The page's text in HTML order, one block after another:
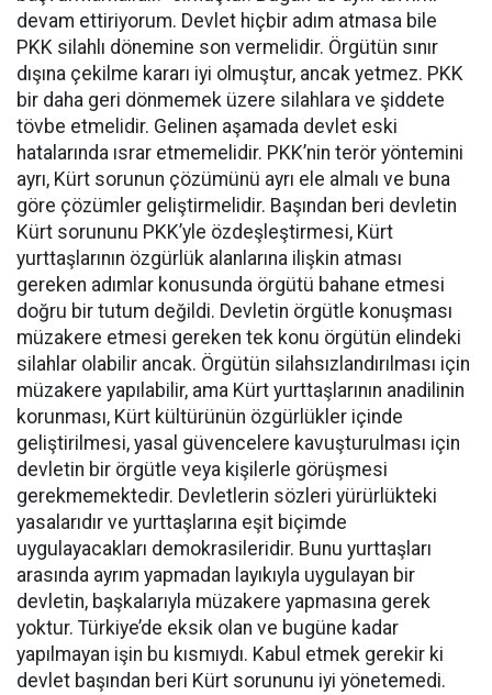
devam ettiriyorum. Devlet hiçbir adım atmasa bile
PKK silahlı dönemine son vermelidir. Örgütün sınır
dışına çekilme kararı iyi olmuştur, ancak yetmez. PKK
bir daha geri dönmemek üzere silahlara ve şiddete
tövbe etmelidir. Gelinen aşamada devlet eski
hatalarında ısrar etmemelidir. PKK’nin terör yöntemini
ayrı, Kürt sorunun çözümünü ayrı ele almalı ve buna
göre çözümler geliştirmelidir. Başından beri devletin
Kürt sorununu PKK’yle özdeşleştirmesi, Kürt
yurttaşlarının özgürlük alanlarına ilişkin atması
gereken adımlar konusunda örgütü bahane etmesi
doğru bir tutum değildi. Devletin örgütle konuşması
müzakere etmesi gereken tek konu örgütün elindeki
silahlar olabilir ancak. Örgütün silahsızlandırılması için
müzakere yapılabilir, ama Kürt yurttaşlarının anadilinin
korunması, Kürt kültürünün özgürlükler içinde
geliştirilmesi, yasal güvencelere kavuşturulması için
devletin bir örgütle veya kişilerle görüşmesi
gerekmemektedir. Devletlerin sözleri yürürlükteki
yasalarıdır ve yurttaşlarına eşit biçimde
uygulayacakları demokrasileridir. Bunu yurttaşları
arasında ayrım yapmadan layıkıyla uygulayan bir
devletin, başkalarıyla müzakere yapmasına gerek
yoktur. Türkiye’de eksik olan ve bugüne kadar
yapılmayan işin bu kısmıydı. Kabul etmek gerekir ki
devlet başından beri Kürt sorununu iyi yönetemedi.